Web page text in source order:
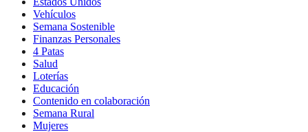
Vehículos
Semana Sostenible
Finanzas Personales
4 Patas
Salud
Loterías
Educación
Contenido en colaboración
Semana Rural
Mujeres